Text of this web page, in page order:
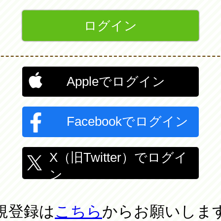
Appleでログイン
Facebookでログイン
X（旧Twitter）でログイ
ン
登録はこちらからお願いしま